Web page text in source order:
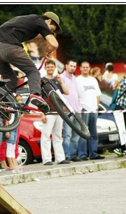
pod svoje
Desiatky
celej akcie
skvelé triky vymakaní
ktorý má tiež svoje
a rachot v podaní DJ-
spoločenská
pre strednú aj staršiu
oslovilo najmä
Dúfam, že o rok